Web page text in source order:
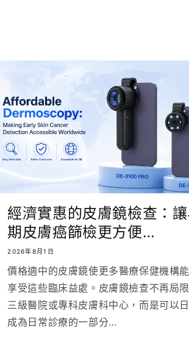
經濟實惠的皮膚鏡檢查：
期皮膚癌篩檢更方便…
2026年8月1日
價格適中的皮膚鏡使更多醫療保健機構
享受這些臨床益處。皮膚鏡檢查不再局
三級醫院或專科皮膚科中心，而是可以
成為日常診療的一部分…